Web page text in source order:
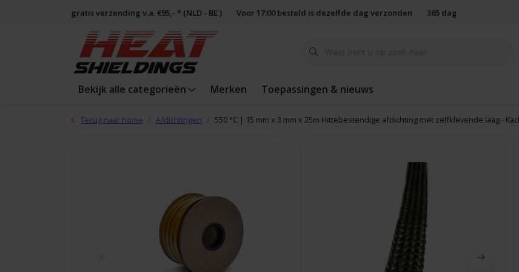
gratis verzending v.a. €95,- * (NLD - BE ) Voor 17:00 besteld is dezelfde dag verzonden 365 dagen retourbeleid
Bekijk alle categorieën Merken Toepassingen & nieuws
Terug naar home Afdichtingen 550 °C | 15 mm x 3 mm x 25m Hittebestendige afdichting met zelfklevende laag -